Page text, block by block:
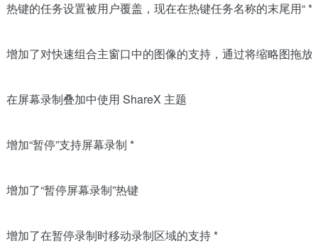
热键的任务设置被用户覆盖，现在在热键任务名称的末尾用“
增加了对快速组合主窗口中的图像的支持，通过将缩略图拖放
在屏幕录制叠加中使用 ShareX 主题
增加“暂停”支持屏幕录制 *
增加了“暂停屏幕录制”热键
增加了在暂停录制时移动录制区域的支持 *